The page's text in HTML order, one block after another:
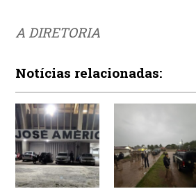
A DIRETORIA
Notícias relacionadas: